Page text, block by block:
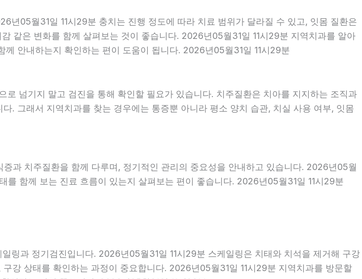
년05월31일 11시29분 충치는 진행 정도에 따라 치료 범위가 달라질 수 있고, 잇몸 질환은
같은 변화를 함께 살펴보는 것이 좋습니다. 2026년05월31일 11시29분 지역치과를 알아
안내하는지 확인하는 편이 도움이 됩니다. 2026년05월31일 11시29분
넘기지 말고 검진을 통해 확인할 필요가 있습니다. 치주질환은 치아를 지지하는 조직과
. 그래서 지역치과를 찾는 경우에는 통증뿐 아니라 평소 양치 습관, 치실 사용 여부, 잇몸
과 치주질환을 함께 다루며, 정기적인 관리의 중요성을 안내하고 있습니다. 2026년05월
를 함께 보는 진료 흐름이 있는지 살펴보는 편이 좋습니다. 2026년05월31일 11시29분
링과 정기검진입니다. 2026년05월31일 11시29분 스케일링은 치태와 치석을 제거해 구강
강 상태를 확인하는 과정이 중요합니다. 2026년05월31일 11시29분 지역치과를 방문할